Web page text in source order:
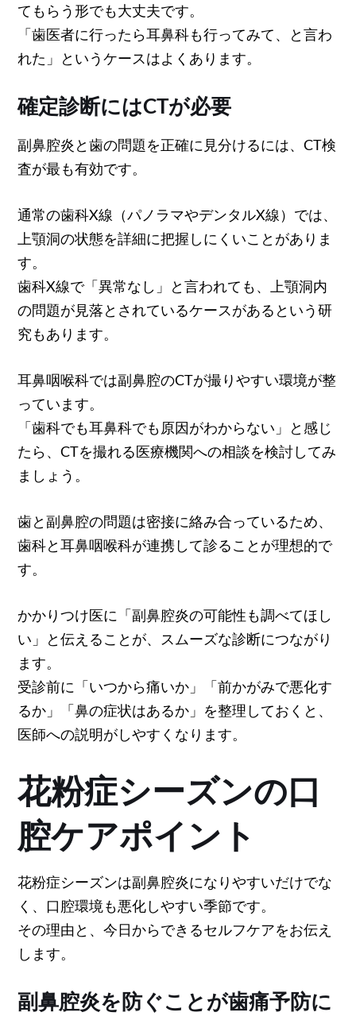
てもらう形でも大丈夫です。
「歯医者に行ったら耳鼻科も行ってみて、と言わ
れた」というケースはよくあります。
確定診断にはCTが必要
副鼻腔炎と歯の問題を正確に見分けるには、CT検
査が最も有効です。
通常の歯科X線（パノラマやデンタルX線）では、
上顎洞の状態を詳細に把握しにくいことがありま
す。
歯科X線で「異常なし」と言われても、上顎洞内
の問題が見落とされているケースがあるという研
究もあります。
耳鼻咽喉科では副鼻腔のCTが撮りやすい環境が整
っています。
「歯科でも耳鼻科でも原因がわからない」と感じ
たら、CTを撮れる医療機関への相談を検討してみ
ましょう。
歯と副鼻腔の問題は密接に絡み合っているため、
歯科と耳鼻咽喉科が連携して診ることが理想的で
す。
かかりつけ医に「副鼻腔炎の可能性も調べてほし
い」と伝えることが、スムーズな診断につながり
ます。
受診前に「いつから痛いか」「前かがみで悪化す
るか」「鼻の症状はあるか」を整理しておくと、
医師への説明がしやすくなります。
花粉症シーズンの口
腔ケアポイント
花粉症シーズンは副鼻腔炎になりやすいだけでな
く、口腔環境も悪化しやすい季節です。
その理由と、今日からできるセルフケアをお伝え
します。
副鼻腔炎を防ぐことが歯痛予防に